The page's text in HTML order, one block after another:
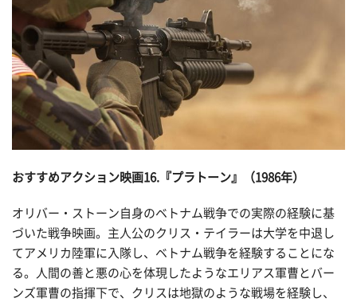
おすすめアクション映画16.『プラトーン』（1986年）
オリバー・ストーン自身のベトナム戦争での実際の経験に基
づいた戦争映画。主人公のクリス・テイラーは大学を中退し
てアメリカ陸軍に入隊し、ベトナム戦争を経験することにな
る。人間の善と悪の心を体現したようなエリアス軍曹とバー
ンズ軍曹の指揮下で、クリスは地獄のような戦場を経験し、